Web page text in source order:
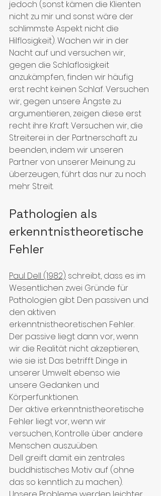
jedoch (sonst kämen die Klienten
nicht zu mir und sonst wäre der
schlimmste Aspekt nicht die
Hilflosigkeit). Wachen wir in der
Nacht auf und versuchen wir,
gegen die Schlaflosigkeit
anzukämpfen, finden wir häufig
erst recht keinen Schlaf. Versuchen
wir, gegen unsere Ängste zu
argumentieren, zeigen diese erst
recht ihre Kraft. Versuchen wir, die
Streiterei in der Partnerschaft zu
beenden, indem wir unseren
Partner von unserer Meinung zu
überzeugen, führt das nur zu noch
mehr Streit.
Pathologien als
erkenntnistheoretische
Fehler
Paul Dell (1982) schreibt, dass es im
Wesentlichen zwei Gründe für
Pathologien gibt. Den passiven und
den aktiven
erkenntnistheoretischen Fehler.
Der passive liegt dann vor, wenn
wir die Realität nicht akzeptieren,
wie sie ist. Das betrifft Dinge in
unserer Umwelt ebenso wie
unsere Gedanken und
Körperfunktionen.
Der aktive erkenntnistheoretische
Fehler liegt vor, wenn wir
versuchen, Kontrolle über andere
Menschen auszuüben.
Dell greift damit ein zentrales
buddhistisches Motiv auf (ohne
das so kenntlich zu machen).